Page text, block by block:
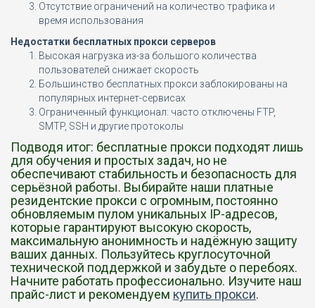
Отсутствие ограничений на количество трафика и
время использования
Недостатки бесплатных прокси серверов
Высокая нагрузка из-за большого количества
пользователей снижает скорость
Большинство бесплатных прокси заблокированы на
популярных интернет-сервисах
Ограниченный функционал: часто отключены FTP,
SMTP, SSH и другие протоколы
Подводя итог: бесплатные прокси подходят лишь
для обучения и простых задач, но не
обеспечивают стабильность и безопасность для
серьёзной работы. Выбирайте наши платные
резидентские прокси с огромным, постоянно
обновляемым пулом уникальных IP-адресов,
которые гарантируют высокую скорость,
максимальную анонимность и надёжную защиту
ваших данных. Пользуйтесь круглосуточной
технической поддержкой и забудьте о перебоях.
Начните работать профессионально. Изучите наш
прайс-лист и рекомендуем купить прокси.